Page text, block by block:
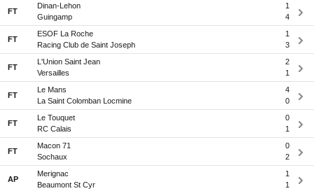
FT
Dinan-Lehon
1
Guingamp
4
FT
ESOF La Roche
1
Racing Club de Saint Joseph
3
FT
L'Union Saint Jean
2
Versailles
1
FT
Le Mans
4
La Saint Colomban Locmine
0
FT
Le Touquet
0
RC Calais
1
FT
Macon 71
0
Sochaux
2
AP
Merignac
1
Beaumont St Cyr
1